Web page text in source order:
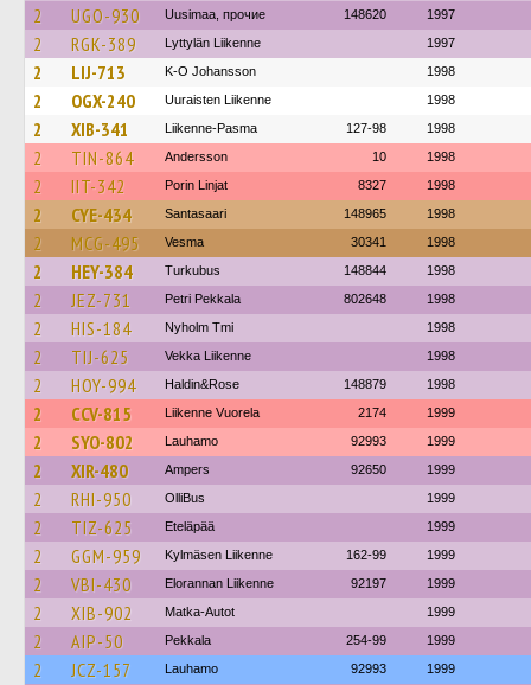
2 UGO-930 Uusimaa, прочие 148620 1997
2 RGK-389 Lyttylän Liikenne 1997
2 LIJ-713 K-O Johansson 1998
2 OGX-240 Uuraisten Liikenne 1998
2 XIB-341 Liikenne-Pasma 127-98 1998
2 TIN-864 Andersson 10 1998
2 IIT-342 Porin Linjat 8327 1998
2 CYE-434 Santasaari 148965 1998
2 MCG-495 Vesma 30341 1998
2 HEY-384 Turkubus 148844 1998
2 JEZ-731 Petri Pekkala 802648 1998
2 HIS-184 Nyholm Tmi 1998
2 TIJ-625 Vekka Liikenne 1998
2 HOY-994 Haldin&Rose 148879 1998
2 CCV-815 Liikenne Vuorela 2174 1999
2 SYO-802 Lauhamo 92993 1999
2 XIR-480 Ampers 92650 1999
2 RHI-950 OlliBus 1999
2 TIZ-625 Eteläpää 1999
2 GGM-959 Kylmäsen Liikenne 162-99 1999
2 VBI-430 Elorannan Liikenne 92197 1999
2 XIB-902 Matka-Autot 1999
2 AIP-50 Pekkala 254-99 1999
2 JCZ-157 Lauhamo 92993 1999